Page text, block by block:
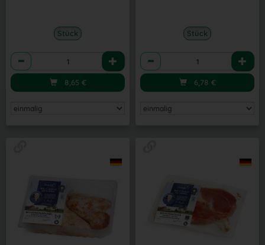
Stück
Anzahl
8,65 €
Stück
Anzahl
6,78 €